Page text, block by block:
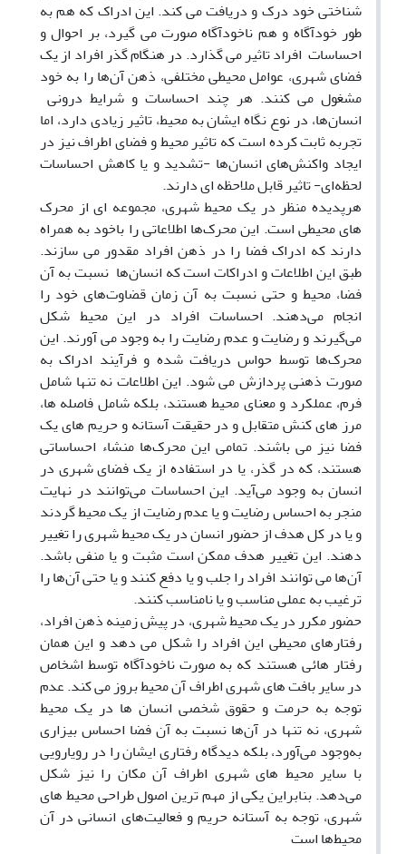
شناختی خود درک و دریافت می کند. این ادراک که هم به
طور خودآگاه و هم ناخودآگاه صورت می گیرد، بر احوال و
احساسات افراد تاثیر می گذارد. در هنگام گذر افراد از یک
فضای شهری، عوامل محیطی مختلفی، ذهن آن‌ها را به خود
مشغول می کنند. هر چند احساسات و شرایط درونی
انسان‌ها، در نوع نگاه ایشان به محیط، تاثیر زیادی دارد، اما
تجربه ثابت کرده است که تاثیر محیط و فضای اطراف نیز در
ایجاد واکنش‌های انسان‌ها -تشدید و یا کاهش احساسات
لحظه‌ای- تاثیر قابل ملاحظه ای دارند.
هرپدیده منظر در یک محیط شهری، مجموعه ای از محرک
های محیطی است. این محرک‌ها اطلاعاتی را باخود به همراه
دارند که ادراک فضا را در ذهن افراد مقدور می سازند.
طبق این اطلاعات و ادراکات است که انسان‌ها نسبت به آن
فضا، محیط و حتی نسبت به آن زمان قضاوت‌های خود را
انجام می‌دهند. احساسات افراد در این محیط شکل
می‌گیرند و رضایت و عدم رضایت را به وجود می آورند. این
محرک‌ها توسط حواس دریافت شده و فرآیند ادراک به
صورت ذهنی پردازش می شود. این اطلاعات نه تنها شامل
فرم، عملکرد و معنای محیط هستند، بلکه شامل فاصله ها،
مرز های کنش متقابل و در حقیقت آستانه و حریم های یک
فضا نیز می باشند. تمامی این محرک‌ها منشاء احساساتی
هستند، که در گذر، یا در استفاده از یک فضای شهری در
انسان به وجود می‌آید. این احساسات می‌توانند در نهایت
منجر به احساس رضایت و یا عدم رضایت از یک محیط گردند
و یا در کل هدف از حضور انسان در یک محیط شهری را تغییر
دهند. این تغییر هدف ممکن است مثبت و یا منفی باشد.
آن‌ها می توانند افراد را جلب و یا دفع کنند و یا حتی آن‌ها را
ترغیب به عملی مناسب و یا نامناسب کنند.
حضور مکرر در یک محیط شهری، در پیش زمینه ذهن افراد،
رفتارهای محیطی این افراد را شکل می دهد و این همان
رفتار هائی هستند که به صورت ناخودآگاه توسط اشخاص
در سایر بافت های شهری اطراف آن محیط بروز می کند. عدم
توجه به حرمت و حقوق شخصی انسان ها در یک محیط
شهری، نه تنها در آن‌ها نسبت به آن فضا احساس بیزاری
به‌وجود می‌آورد، بلکه دیدگاه رفتاری ایشان را در رویارویی
با سایر محیط های شهری اطراف آن مکان را نیز شکل
می‌دهد. بنابراین یکی از مهم ترین اصول طراحی محیط های
شهری، توجه به آستانه حریم و فعالیت‌های انسانی در آن
محیط‌ها است